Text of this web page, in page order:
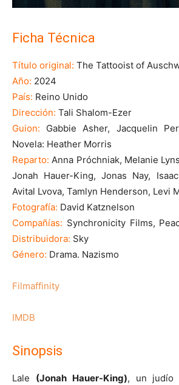
Ficha Técnica
Título original: The Tattooist of
Año: 2024
País: Reino Unido
Dirección: Tali Shalom-Ezer
Guion: Gabbie Asher, Jacquelin
Novela: Heather Morris
Reparto: Anna Próchniak, Melanie
Jonah Hauer-King, Jonas Nay,
Avital Lvova, Tamlyn Henderson, Levi
Fotografía: David Katznelson
Compañías: Synchronicity Films,
Distribuidora: Sky
Género: Drama. Nazismo
Filmaffinity
IMDB
Sinopsis
Lale (Jonah Hauer-King), un judío